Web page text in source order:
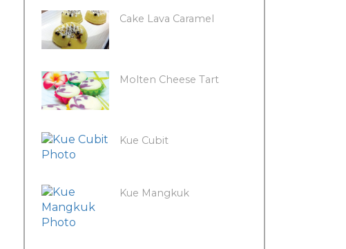
Cake Lava Caramel
Molten Cheese Tart
Kue Cubit
Kue Mangkuk